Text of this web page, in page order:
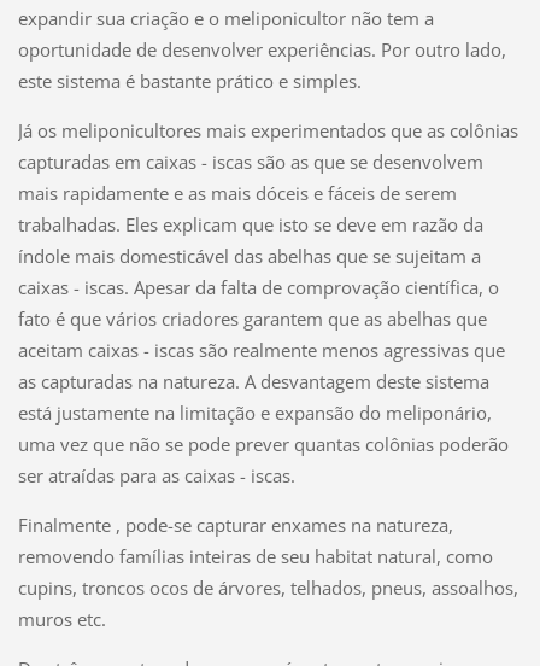
expandir sua criação e o meliponicultor não tem a
oportunidade de desenvolver experiências. Por outro lado,
este sistema é bastante prático e simples.
Já os meliponicultores mais experimentados que as colônias
capturadas em caixas - iscas são as que se desenvolvem
mais rapidamente e as mais dóceis e fáceis de serem
trabalhadas. Eles explicam que isto se deve em razão da
índole mais domesticável das abelhas que se sujeitam a
caixas - iscas. Apesar da falta de comprovação científica, o
fato é que vários criadores garantem que as abelhas que
aceitam caixas - iscas são realmente menos agressivas que
as capturadas na natureza. A desvantagem deste sistema
está justamente na limitação e expansão do meliponário,
uma vez que não se pode prever quantas colônias poderão
ser atraídas para as caixas - iscas.
Finalmente , pode-se capturar enxames na natureza,
removendo famílias inteiras de seu habitat natural, como
cupins, troncos ocos de árvores, telhados, pneus, assoalhos,
muros etc.